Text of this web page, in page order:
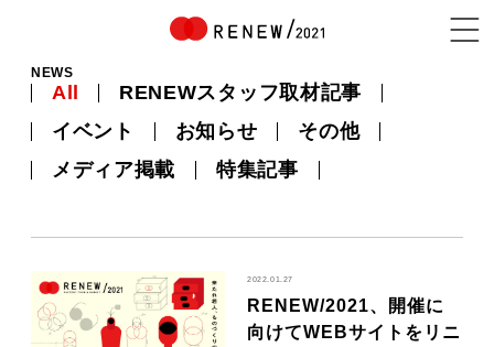
NEWS
CONTENTS
NEWS
All
RENEWスタッフ取材記事
イベント
お知らせ
その他
メディア掲載
特集記事
2022.01.27
RENEW/2021、開催に
向けてWEBサイトをリニ